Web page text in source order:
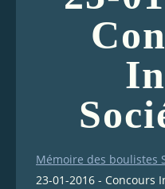
Mémoire des boulistes
23-01-2016 - Concours